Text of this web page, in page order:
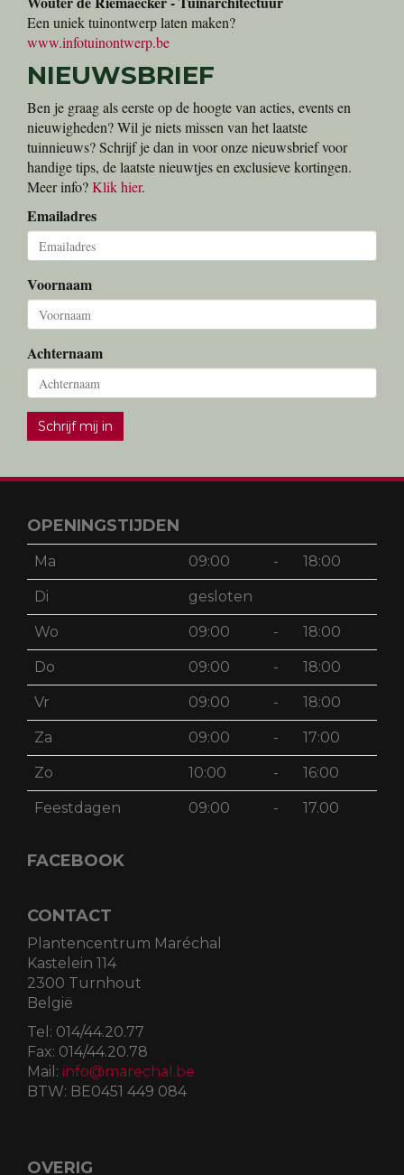
Een uniek tuinontwerp laten maken?
www.infotuinontwerp.be
NIEUWSBRIEF
Ben je graag als eerste op de hoogte van acties, events en
nieuwigheden? Wil je niets missen van het laatste
tuinnieuws? Schrijf je dan in voor onze nieuwsbrief voor
handige tips, de laatste nieuwtjes en exclusieve kortingen.
Meer info?Klik hier.
Emailadres
Voornaam
Achternaam
Schrijf mij in
OPENINGSTIJDEN
Ma 09:00 - 18:00
Di gesloten
Wo 09:00 - 18:00
Do 09:00 - 18:00
Vr 09:00 - 18:00
Za 09:00 - 17:00
Zo 10:00 - 16:00
Feestdagen 09:00 - 17.00
FACEBOOK
CONTACT
Plantencentrum Maréchal
Kastelein 114
2300 Turnhout
België
Tel: 014/44.20.77
Fax: 014/44.20.78
Mail: info@marechal.be
BTW: BE0451 449 084
OVERIG